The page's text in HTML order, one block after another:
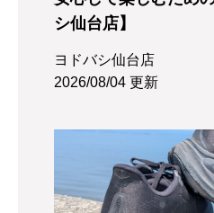
シ仙台店】
ヨドバシ仙台店
2026/08/04 更新